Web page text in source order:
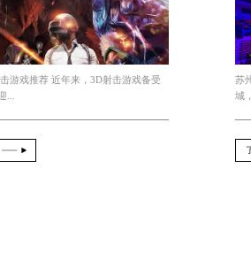
和虚拟现实/增强现实技术将
习和探索，以满足用户对游戏界